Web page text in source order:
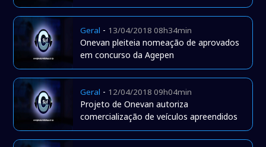
Geral - 13/04/2018 08h34min
Onevan pleiteia nomeação de aprovados
em concurso da Agepen
Geral - 12/04/2018 09h04min
Projeto de Onevan autoriza
comercialização de veículos apreendidos